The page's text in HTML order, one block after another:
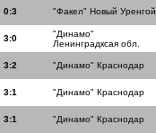
0:3 "Факел" Новый Уренгой
3:0
"Динамо"
Ленинградксая обл.
3:2 "Динамо" Краснодар
3:1 "Динамо" Краснодар
3:1 "Динамо" Краснодар